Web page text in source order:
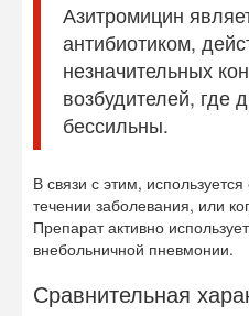
Азитромицин
антибиотиком,
незначительных
возбудителей, где
бессильны.
В связи с этим,
течении заболевания, или
Препарат активно
внебольничной пневмонии.
Сравнительная